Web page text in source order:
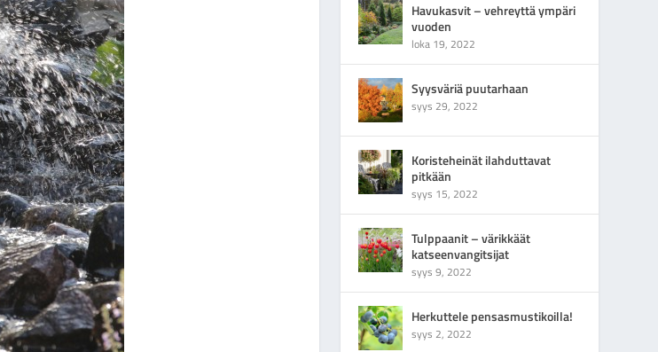
Havukasvit – vehreyttä ympäri
vuoden
loka 19, 2022
Syysväriä puutarhaan
syys 29, 2022
Koristeheinät ilahduttavat
pitkään
syys 15, 2022
Tulppaanit – värikkäät
katseenvangitsijat
syys 9, 2022
Herkuttele pensasmustikoilla!
syys 2, 2022